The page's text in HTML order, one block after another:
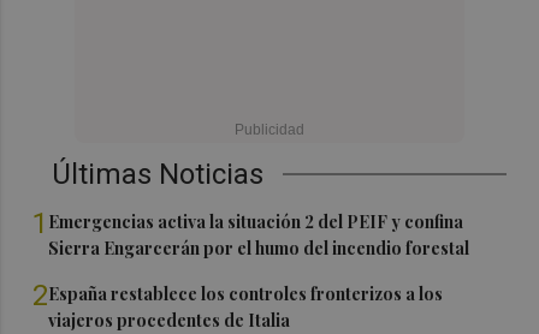
Últimas Noticias
1 Emergencias activa la situación 2 del PEIF y confina
Sierra Engarcerán por el humo del incendio forestal
2España restablece los controles fronterizos a los
viajeros procedentes de Italia